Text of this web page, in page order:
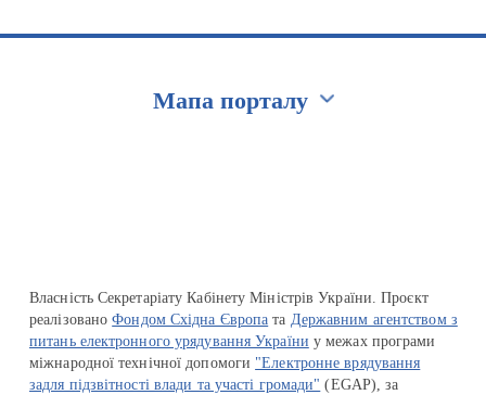
Мапа порталу
Власність Секретаріату Кабінету Міністрів України. Проєкт
реалізованоФондом Східна Європа та Державним агентством з
питань електронного урядування України у межах програми
міжнародної технічної допомоги "Електронне врядування
задля підзвітності влади та участі громади" (EGAP), за